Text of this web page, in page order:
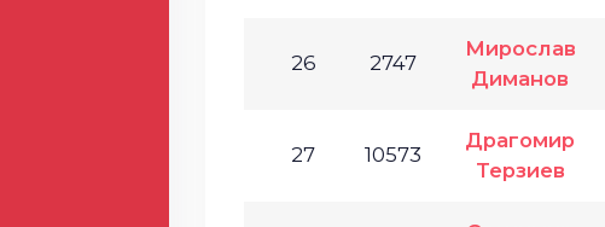
26 2747
Мирослав
Диманов
27 10573
Драгомир
Терзиев